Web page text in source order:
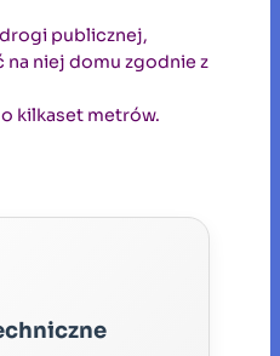
publicznej,
na niej domu zgodnie z
kilkaset metrów.